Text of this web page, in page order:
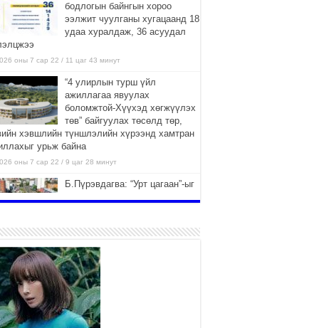
бодлогын байнгын хороо
ээлжит чуулганы хугацаанд 18
удаа хуралдаж, 36 асуудал
оны 7 сар 22 / 11 цаг 43 минут
“4 улирлын турш үйл
ажиллагаа явуулах
боломжтой-Хүүхэд хөгжүүлэх
төв” байгуулах төсөлд төр,
хэвшлийн түншлэлийн хүрээнд хамтран
урьж байна
оны 7 сар 22 / 9 цаг 28 минут
Б.Пүрэвдагва: “Урт цагаан”-ыг
оны 7 сар 21 / 16 цаг 47 минут
Тусгай замын автобус /BRT/
төслийн удирдах хорооны
ээлжит хуралдаан боллоо
2026 оны 7 сар 21 / 16 цаг 43 минут
Ерөнхий сайд Н.Учрал БНХАУ-